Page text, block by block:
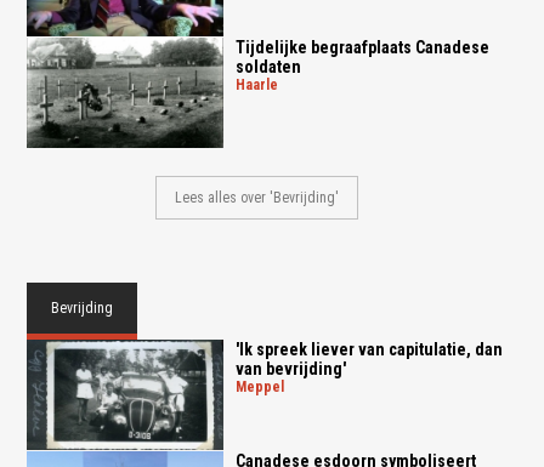
Tijdelijke begraafplaats Canadese
soldaten
haarle
Lees alles over 'Bevrijding'
Bevrijding
'Ik spreek liever van capitulatie, dan
van bevrijding'
meppel
Canadese esdoorn symboliseert